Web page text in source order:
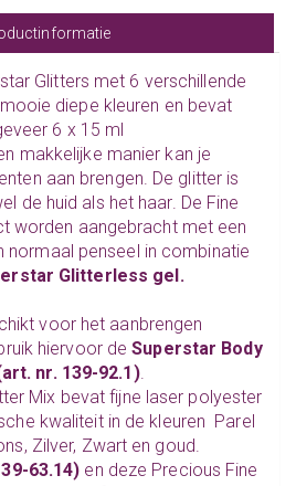
Glitters met 6 verschillende
diepe kleuren en bevat
6 x 15 ml
makkelijke manier kan je
aan brengen. De glitter is
de huid als het haar. De Fine
worden aangebracht met een
normaal penseel in combinatie
Glitterless gel.
voor het aanbrengen
hiervoor deSuperstar Body
nr. 139-92.1).
Mix bevat fijne laser polyester
kwaliteit in de kleuren Parel
Zilver, Zwart en goud.
63.14) en deze Precious Fine